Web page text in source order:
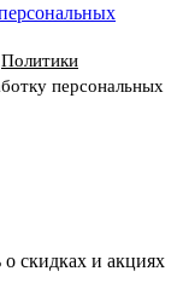
Политики
персональных
скидках и акциях